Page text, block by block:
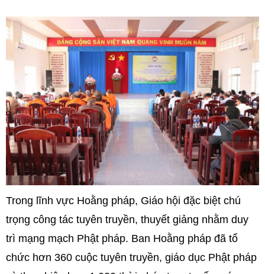
Trong lĩnh vực Hoằng pháp, Giáo hội đặc biệt chú
trọng công tác tuyên truyền, thuyết giảng nhằm duy
trì mạng mạch Phật pháp. Ban Hoằng pháp đã tổ
chức hơn 360 cuộc tuyên truyền, giáo dục Phật pháp